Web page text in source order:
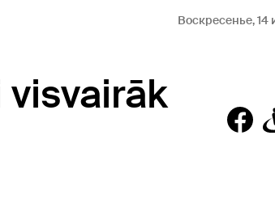
Воскресенье, 14